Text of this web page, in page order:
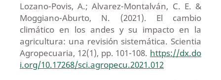
Lozano-Povis, A.; Alvarez-Montalván, C. E. &
Moggiano-Aburto, N. (2021). El cambio
climático en los andes y su impacto en la
agricultura: una revisión sistemática. Scientia
Agropecuaria, 12(1), pp. 101-108. https://dx.do
i.org/10.17268/sci.agropecu.2021.012